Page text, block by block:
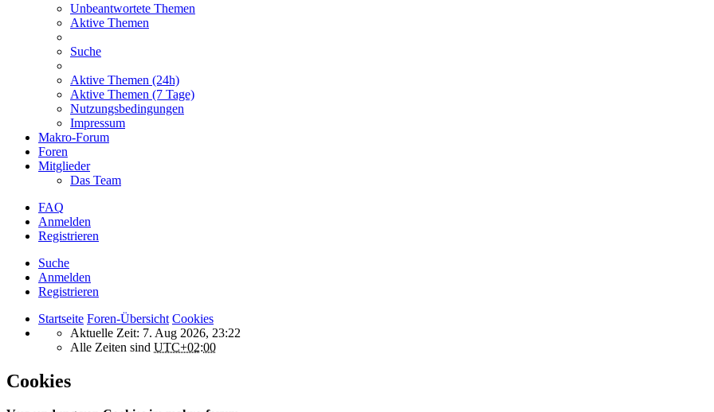
Unbeantwortete Themen
Aktive Themen
Suche
Aktive Themen (24h)
Aktive Themen (7 Tage)
Nutzungsbedingungen
Impressum
Makro-Forum
Foren
Mitglieder
Das Team
FAQ
Anmelden
Registrieren
Suche
Anmelden
Registrieren
Startseite Foren-Übersicht Cookies
Aktuelle Zeit: 7. Aug 2026, 23:22
Alle Zeiten sind UTC+02:00
Cookies